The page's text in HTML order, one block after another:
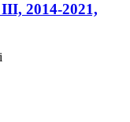
2014-2021,